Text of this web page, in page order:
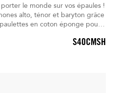
le monde sur vos épaules !
alto, ténor et baryton grâce
assurant maintien stable et
S40CMSH